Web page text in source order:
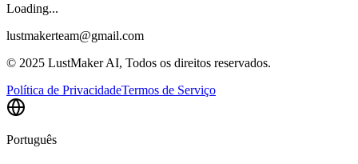
Loading...
lustmakerteam@gmail.com
© 2025 LustMaker AI, Todos os direitos reservados.
Política de PrivacidadeTermos de Serviço
Português